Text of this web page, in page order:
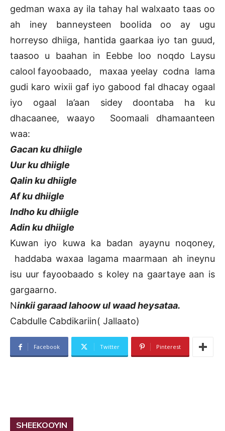
gedman waxa ay ila tahay hal walxaato taas oo
ah iney banneysteen boolida oo ay ugu
horreyso dhiiga, hantida gaarkaa iyo tan guud,
taasoo u baahan in Eebbe loo noqdo Laysu
calool fayoobaado, maxaa yeelay codna lama
gudi karo wixii gaf iyo gabood fal dhacay ogaal
iyo ogaal la’aan sidey doontaba ha ku
dhacaanee, waayo Soomaali dhamaanteen
waa:
Gacan ku dhiigle
Uur ku dhiigle
Qalin ku dhiigle
Af ku dhiigle
Indho ku dhiigle
Adin ku dhiigle
Kuwan iyo kuwa ka badan ayaynu noqoney,
haddaba waxaa lagama maarmaan ah ineynu
isu uur fayoobaado s koley na gaartaye aan is
gargaarno.
Ninkii garaad lahoow ul waad heysataa.
Cabdulle Cabdikariin( Jallaato)
Facebook Twitter Pinterest
SHEEKOOYIN